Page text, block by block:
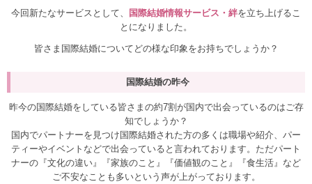
今回新たなサービスとして、 国際結婚情報サービス・絆を立ち上げるこ
とになりました。
皆さま国際結婚についてどの様な印象をお持ちでしょうか？
国際結婚の昨今
昨今の国際結婚をしている皆さまの約7割が国内で出会っているのはご存
知でしょうか？
国内でパートナーを見つけ国際結婚された方の多くは職場や紹介、パー
ティーやイベントなどで出会っていると言われております。ただパート
ナーの『文化の違い』『家族のこと』『価値観のこと』『食生活』など
ご不安なことも多いという声が上がっております。